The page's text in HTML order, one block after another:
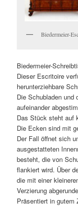
Biedermeier-
Biedermeier-
Dieser Escritoire
herunterziehbare
Die Schubladen und
aufeinander
Das Stück steht auf
Die Ecken sind mit
Der Fall öffnet sich
ausgestatteten
besteht, die von
flankiert wird. Über
die mit einer
Verzierung
Präsentiert in gutem